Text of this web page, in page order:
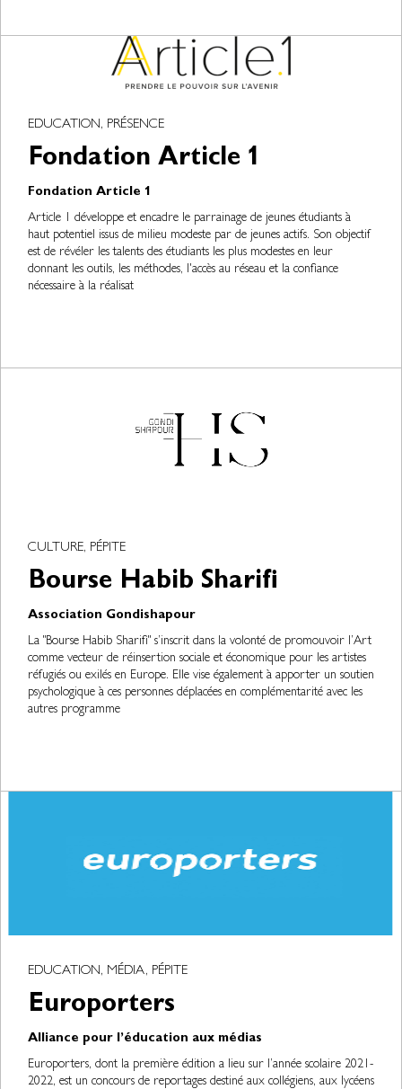
EDUCATION, PRÉSENCE
Fondation Article 1
Fondation Article 1
Article 1 développe et encadre le parrainage de jeunes étudiants à
haut potentiel issus de milieu modeste par de jeunes actifs. Son objectif
est de révéler les talents des étudiants les plus modestes en leur
donnant les outils, les méthodes, l'accès au réseau et la confiance
nécessaire à la réalisat
CULTURE, PÉPITE
Bourse Habib Sharifi
Association Gondishapour
La "Bourse Habib Sharifi" s’inscrit dans la volonté de promouvoir l’Art
comme vecteur de réinsertion sociale et économique pour les artistes
réfugiés ou exilés en Europe. Elle vise également à apporter un soutien
psychologique à ces personnes déplacées en complémentarité avec les
autres programme
EDUCATION, MÉDIA, PÉPITE
Europorters
Alliance pour l’éducation aux médias
Europorters, dont la première édition a lieu sur l’année scolaire 2021-
2022, est un concours de reportages destiné aux collégiens, aux lycéens